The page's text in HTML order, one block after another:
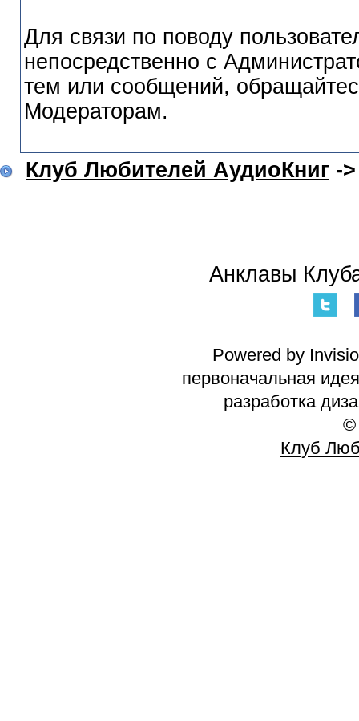
Для связи по поводу
непосредственно с
тем или сообщений,
Модераторам.
Клуб Любителей АудиоКниг -
Анклавы
Powered by
первоначальная
разработка
©
Клуб